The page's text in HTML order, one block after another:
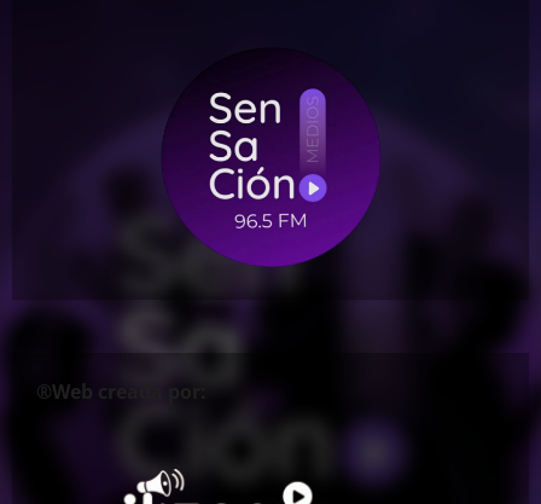
®Web creada por: